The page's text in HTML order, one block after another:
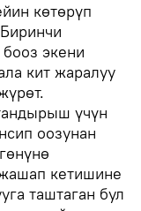
көтөрүп
экени
кит жаралуу
үчүн
оозунан
кетишине
таштаган бул